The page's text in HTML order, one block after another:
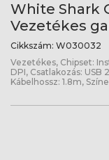
White Shark
Vezetékes
Cikkszám: W030032
Vezetékes, Chipset:
DPI, Csatlakozás: USB
Kábelhossz: 1.8m,